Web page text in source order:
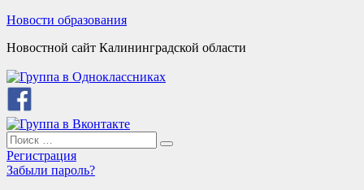
Skip
content
Новости образования
Новостной сайт Калининградской области
Search
for:
Search
Регистрация
Забыли пароль?